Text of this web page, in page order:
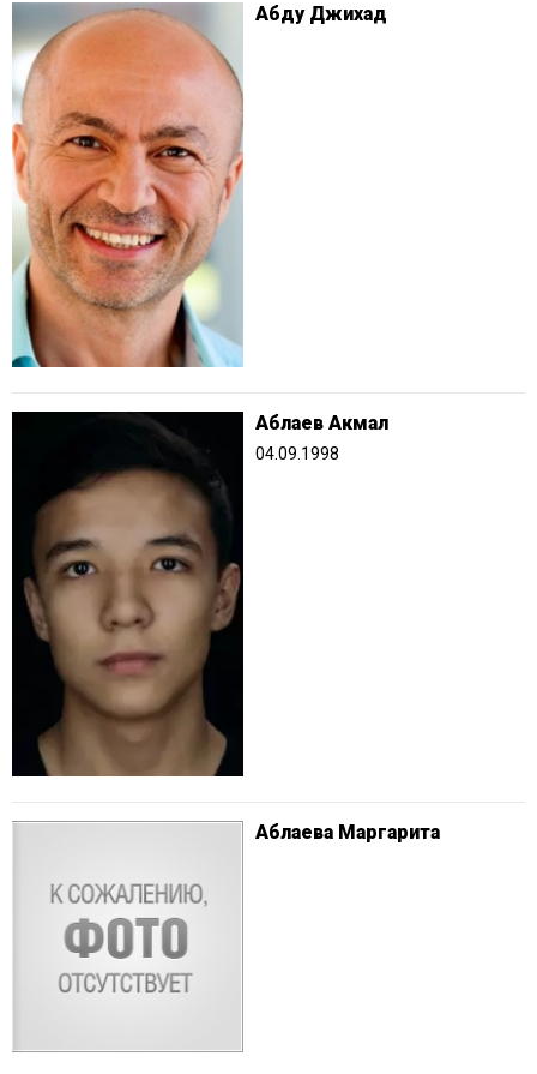
Абду Джихад
Аблаев Акмал
04.09.1998
Аблаева Маргарита